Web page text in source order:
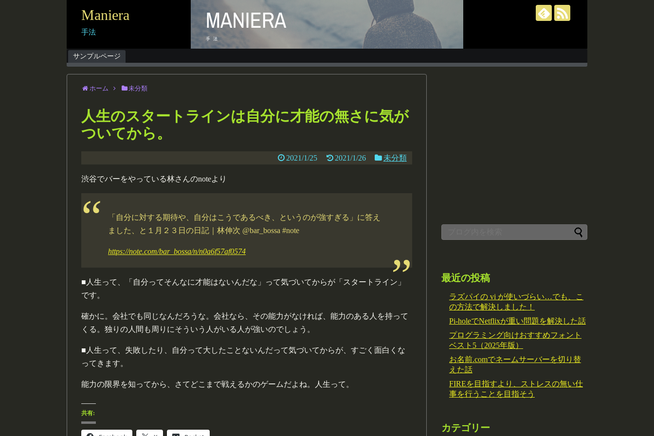
Maniera
手法
サンプルページ
ホーム 未分類
人生のスタートラインは自分に才能の無さに気が
ついてから。
2021/1/25 2021/1/26 未分類
渋谷でバーをやっている林さんのnoteより
「自分に対する期待や、自分はこうであるべき、というのが強すぎる」に答え
ました、と１月２３日の日記｜林伸次 @bar_bossa #note
https://note.com/bar_bossa/n/n0a6f57af0574
■人生って、「自分ってそんなに才能はないんだな」って気づいてからが「スタートライン」
です。
確かに。会社でも同じなんだろうな。会社なら、その能力がなければ、能力のある人を持って
くる。独りの人間も周りにそういう人がいる人が強いのでしょう。
■人生って、失敗したり、自分って大したことないんだって気づいてからが、すごく面白くな
ってきます。
能力の限界を知ってから、さてどこまで戦えるかのゲームだよね。人生って。
共有:
最近の投稿
ラズパイの vi が使いづらい…でも、こ
の方法で解決しました！
Pi-holeでNetflixが重い問題を解決した話
プログラミング向けおすすめフォント
ベスト5（2025年版）
お名前.comでネームサーバーを切り替
えた話
FIREを目指すより、ストレスの無い仕
事を行うことを目指そう
カテゴリー